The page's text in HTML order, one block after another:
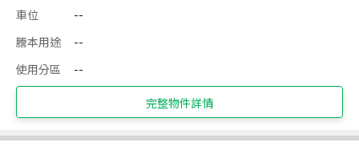
車位
--
謄本用途
--
使用分區
--
完整物件詳情